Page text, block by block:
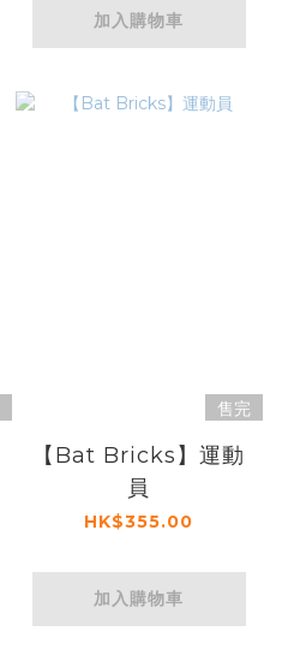
加入購物車
售完
【Bat Bricks】運動
員
HK$355.00
加入購物車